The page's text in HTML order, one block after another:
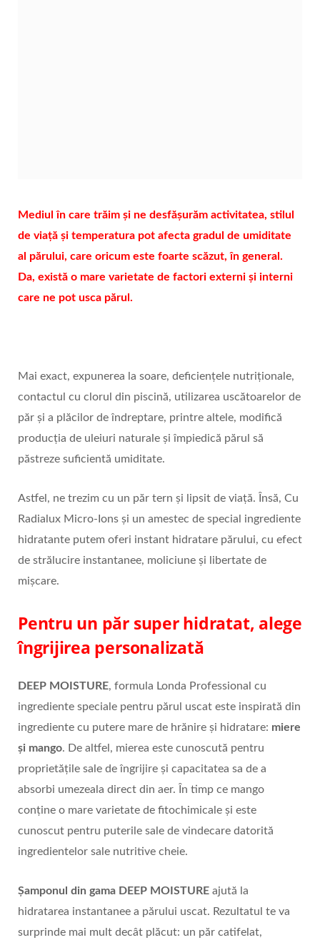
Mediul în care trăim și ne desfășurăm activitatea, stilul
de viață și temperatura pot afecta gradul de umiditate
al părului, care oricum este foarte scăzut, în general.
Da, există o mare varietate de factori externi și interni
care ne pot usca părul.
Mai exact, expunerea la soare, deficiențele nutriționale,
contactul cu clorul din piscină, utilizarea uscătoarelor de
păr și a plăcilor de îndreptare, printre altele, modifică
producția de uleiuri naturale și împiedică părul să
păstreze suficientă umiditate.
Astfel, ne trezim cu un păr tern și lipsit de viață. Însă, Cu
Radialux Micro-Ions și un amestec de special ingrediente
hidratante putem oferi instant hidratare părului, cu efect
de strălucire instantanee, moliciune și libertate de
mișcare.
Pentru un păr super hidratat, alege
îngrijirea personalizată
DEEP MOISTURE, formula Londa Professional cu
ingrediente speciale pentru părul uscat este inspirată din
ingrediente cu putere mare de hrănire și hidratare: miere
și mango. De altfel, mierea este cunoscută pentru
proprietățile sale de îngrijire și capacitatea sa de a
absorbi umezeala direct din aer. În timp ce mango
conține o mare varietate de fitochimicale și este
cunoscut pentru puterile sale de vindecare datorită
ingredientelor sale nutritive cheie.
Şamponul din gama DEEP MOISTURE ajută la
hidratarea instantanee a părului uscat. Rezultatul te va
surprinde mai mult decât plăcut: un păr catifelat,